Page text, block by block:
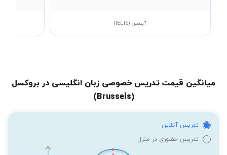
آیلتس (IELTS)
میانگین قیمت تدریس خصوصی زبان انگلیسی در بروکسل
(Brussels)
تدریس آنلاین
تدریس حضوری در منزل